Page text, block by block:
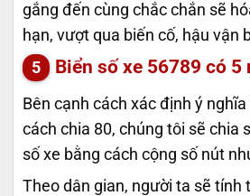
gắng đến cùng chắc chắn sẽ
hạn, vượt qua biến cố, hậu vận
Biển số xe 56789 có 5
Bên cạnh cách xác định ý
cách chia 80, chúng tôi sẽ chia
số xe bằng cách cộng số nút
Theo dân gian, người ta sẽ tính